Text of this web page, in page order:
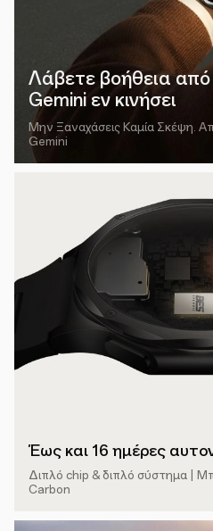
Λάβετε βοήθεια
Gemini εν κινήσει
Μην Ξαναχάσεις Καμία Σκέψη.
Gemini
Έως και 16 ημέρες
Διπλό chip & διπλό σύστημα |
Carbon